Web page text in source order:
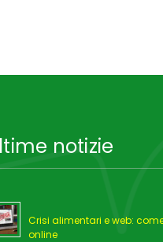
notizie
Crisi alimentari e web:
online